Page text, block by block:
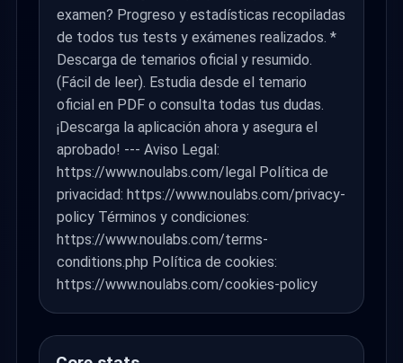
examen? Progreso y estadísticas recopiladas
de todos tus tests y exámenes realizados. *
Descarga de temarios oficial y resumido.
(Fácil de leer). Estudia desde el temario
oficial en PDF o consulta todas tus dudas.
¡Descarga la aplicación ahora y asegura el
aprobado! --- Aviso Legal:
https://www.noulabs.com/legal Política de
privacidad: https://www.noulabs.com/privacy-
policy Términos y condiciones:
https://www.noulabs.com/terms-
conditions.php Política de cookies:
https://www.noulabs.com/cookies-policy